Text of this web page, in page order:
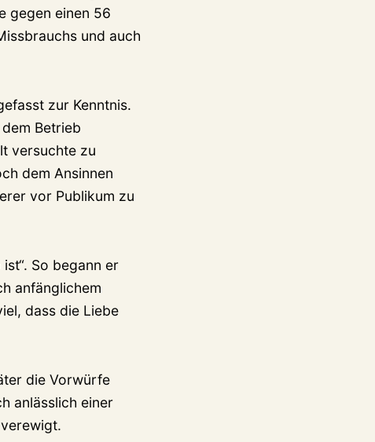
gegen einen 56
und auch
zur Kenntnis.
Betrieb
versuchte zu
dem Ansinnen
vor Publikum zu
So begann er
anfänglichem
dass die Liebe
die Vorwürfe
anlässlich einer